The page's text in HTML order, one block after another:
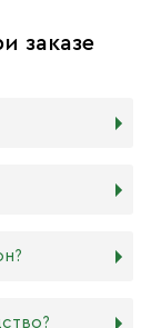
заказе
досок:
плита —